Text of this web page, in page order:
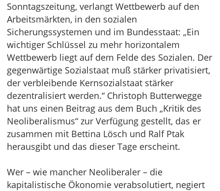
Sonntagszeitung, verlangt Wettbewerb auf den
Arbeitsmärkten, in den sozialen
Sicherungssystemen und im Bundesstaat: „Ein
wichtiger Schlüssel zu mehr horizontalem
Wettbewerb liegt auf dem Felde des Sozialen. Der
gegenwärtige Sozialstaat muß stärker privatisiert,
der verbleibende Kernsozialstaat stärker
dezentralisiert werden.“ Christoph Butterwegge
hat uns einen Beitrag aus dem Buch „Kritik des
Neoliberalismus“ zur Verfügung gestellt, das er
zusammen mit Bettina Lösch und Ralf Ptak
herausgibt und das dieser Tage erscheint.
Wer – wie mancher Neoliberaler – die
kapitalistische Ökonomie verabsolutiert, negiert